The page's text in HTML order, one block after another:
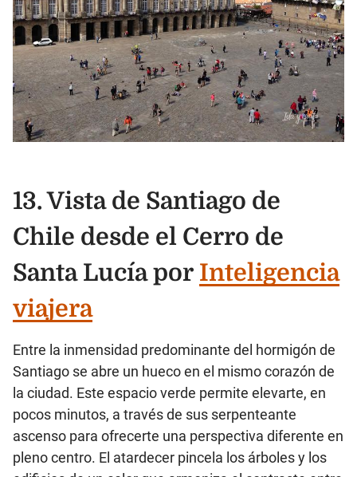
13. Vista de Santiago de
Chile desde el Cerro de
Santa Lucía por Inteligencia
viajera
Entre la inmensidad predominante del hormigón de
Santiago se abre un hueco en el mismo corazón de
la ciudad. Este espacio verde permite elevarte, en
pocos minutos, a través de sus serpenteante
ascenso para ofrecerte una perspectiva diferente en
pleno centro. El atardecer pincela los árboles y los